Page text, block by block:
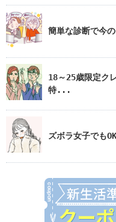
簡単な診断で今
18～25歳限定ク
特...
ズボラ女子でも